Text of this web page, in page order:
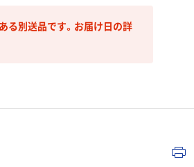
る別送品です。お届け日の詳